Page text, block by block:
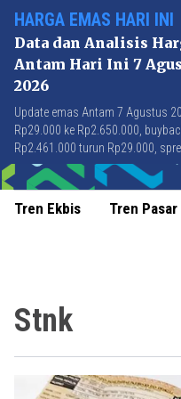
HARGA EMAS HARI INI
Data dan Analisis
Antam Hari Ini 7
2026
Update emas Antam 7 Agustus
Rp29.000 ke Rp2.650.000,
Rp2.461.000 turun Rp29.000,
Rp189.000 stabil di level terbaik
2026.
Tren Ekbis Tren Pasar
Stnk